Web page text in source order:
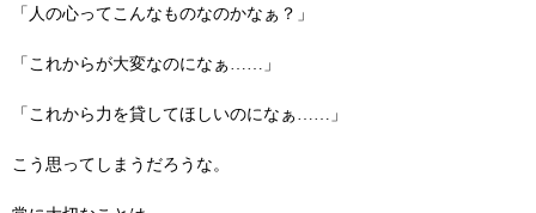
「人の心ってこんなものなのかなぁ？」
「これからが大変なのになぁ……」
「これから力を貸してほしいのになぁ……」
こう思ってしまうだろうな。